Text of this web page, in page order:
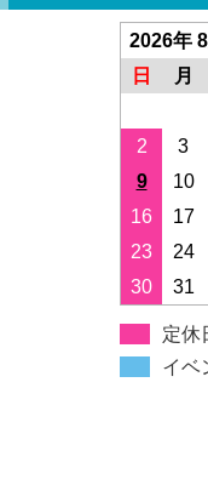
2026年 8
日
月
2
3
9
10
16
17
23
24
30
31
定休
イベ